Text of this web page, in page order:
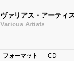
ヴァリアス・アーティ
Various Artists
フォーマット
CD